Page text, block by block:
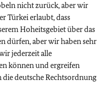
nicht zurück, aber wir
Türkei erlaubt, dass
Hoheitsgebiet über das
dürfen, aber wir haben sehr
jederzeit alle
können und ergreifen
deutsche Rechtsordnung